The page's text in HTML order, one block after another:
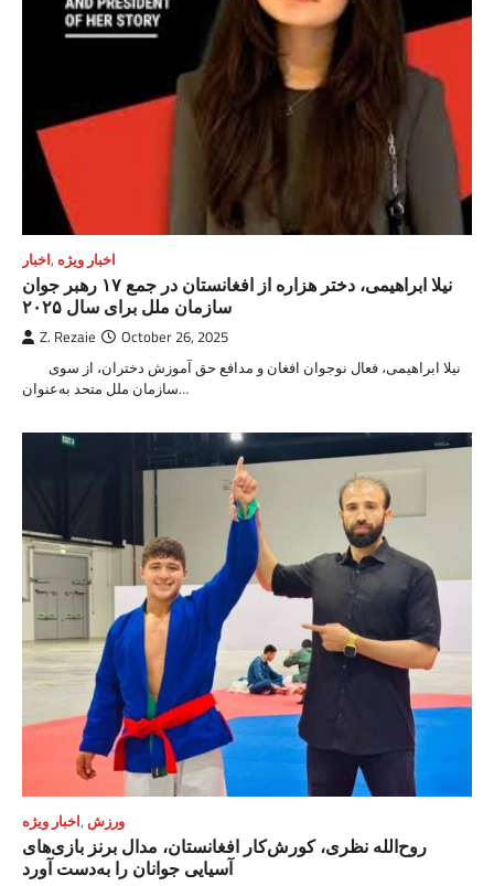
اخبار, اخبار ویژه
نیلا ابراهیمی، دختر هزاره از افغانستان در جمع ۱۷ رهبر جوان
سازمان ملل برای سال ۲۰۲۵
Z. Rezaie October 26, 2025
سازمان ملل متحد به‌عنوان…
اخبار ویژه, ورزش
روح‌الله نظری، کورش‌کار افغانستان، مدال برنز بازی‌های
آسیایی جوانان را به‌دست آورد